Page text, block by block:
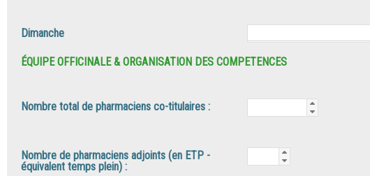
Dimanche
ÉQUIPE OFFICINALE & ORGANISATION DES COMPETENCES
Nombre total de pharmaciens co-titulaires :
Nombre de pharmaciens adjoints (en ETP -
équivalent temps plein) :